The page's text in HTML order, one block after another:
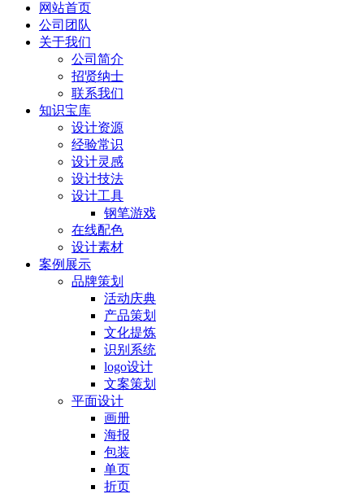
网站首页
公司团队
关于我们
公司简介
招贤纳士
联系我们
知识宝库
设计资源
经验常识
设计灵感
设计技法
设计工具
钢笔游戏
在线配色
设计素材
案例展示
品牌策划
活动庆典
产品策划
文化提炼
识别系统
logo设计
文案策划
平面设计
画册
海报
包装
单页
折页